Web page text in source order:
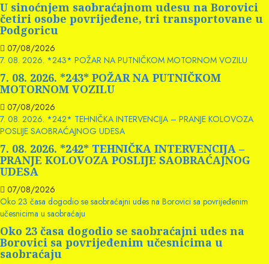
U sinoćnjem saobraćajnom udesu na Borovici
četiri osobe povrijeđene, tri transportovane u
Podgoricu
07/08/2026
7. 08. 2026. *243* POŽAR NA PUTNIČKOM MOTORNOM VOZILU
7. 08. 2026. *243* POŽAR NA PUTNIČKOM
MOTORNOM VOZILU
07/08/2026
7. 08. 2026. *242* TEHNIČKA INTERVENCIJA – PRANJE KOLOVOZA
POSLIJE SAOBRAĆAJNOG UDESA
7. 08. 2026. *242* TEHNIČKA INTERVENCIJA –
PRANJE KOLOVOZA POSLIJE SAOBRAĆAJNOG
UDESA
07/08/2026
Oko 23 časa dogodio se saobraćajni udes na Borovici sa povrijeđenim
učesnicima u saobraćaju
Oko 23 časa dogodio se saobraćajni udes na
Borovici sa povrijeđenim učesnicima u
saobraćaju